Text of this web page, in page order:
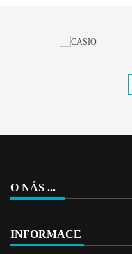
O NÁS ...
INFORMACE